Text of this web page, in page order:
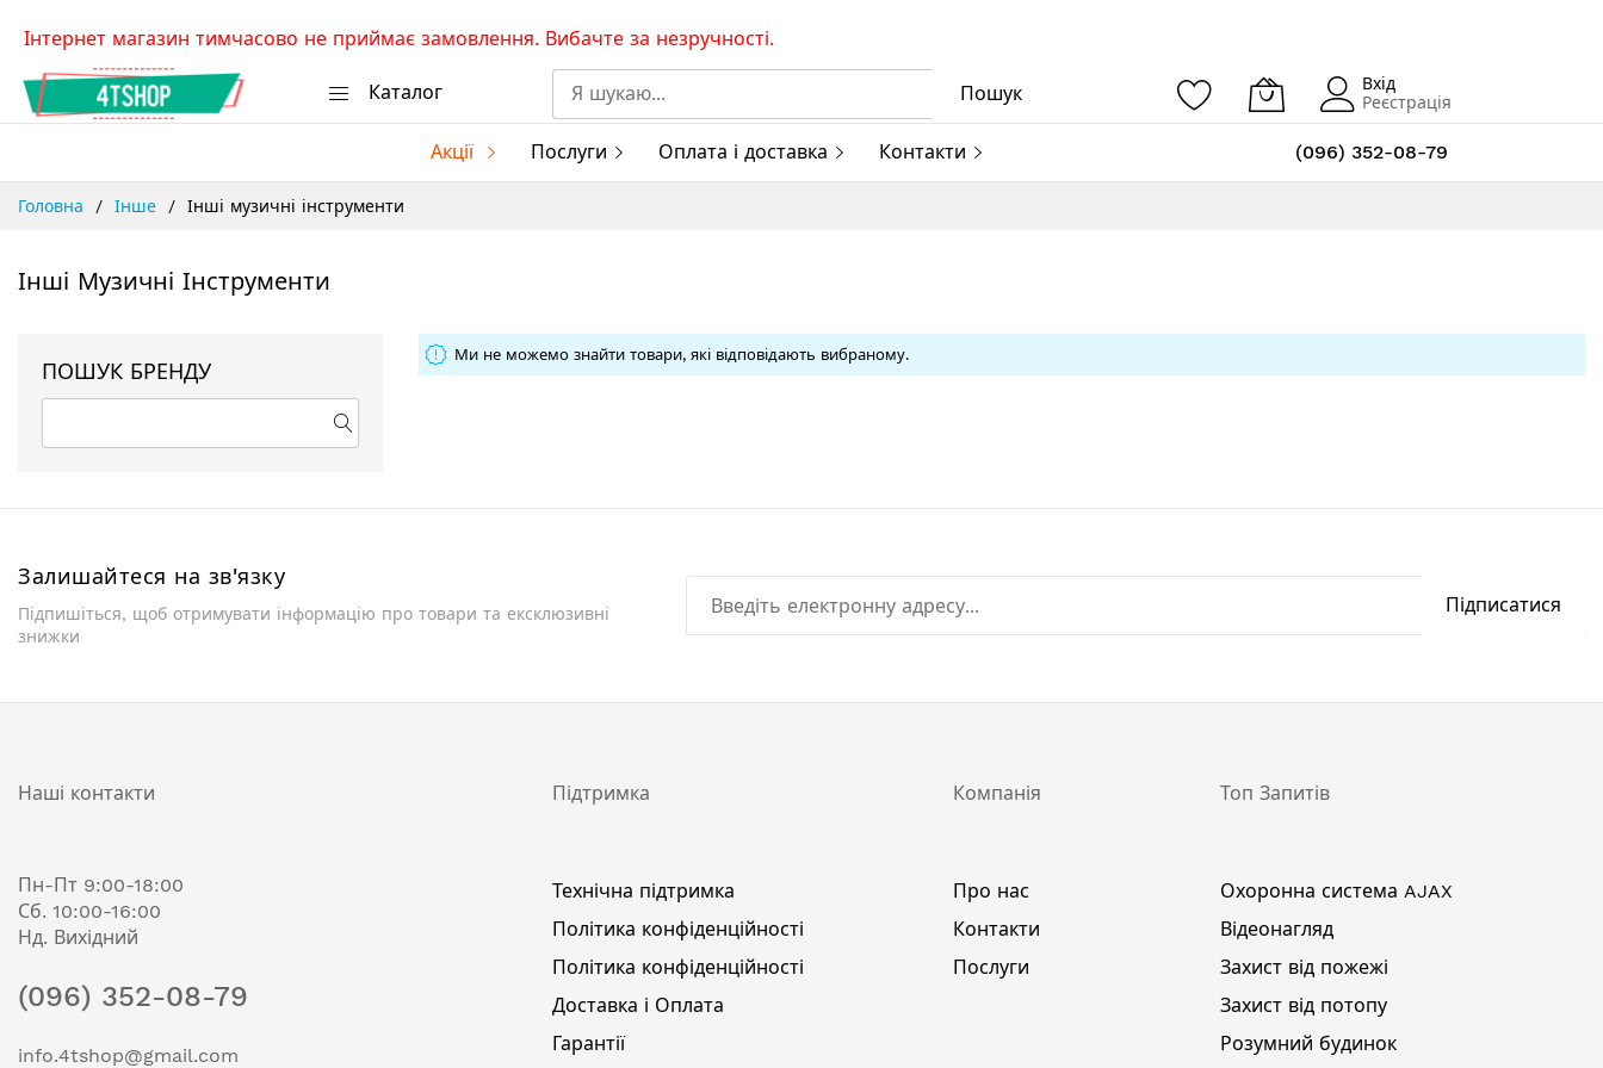
Skip
Content
Інтернет магазин тимчасово не приймає замовлення. Вибачте за незручності.
Каталог Пошук
Вхід
Реєстрація
Акції Послуги Оплата і доставка Контакти (096) 352-08-79
Головна Інше Інші музичні інструменти
Інші Музичні Інструменти
Ми не можемо знайти товари, які відповідають вибраному.
ПОШУК БРЕНДУ
Залишайтеся на зв'язку
Підпишіться, щоб отримувати інформацію про товари та ексклюзивні
знижки
Підписатися
Наші контакти
Пн-Пт 9:00-18:00
Сб. 10:00-16:00
Нд. Вихідний
(096) 352-08-79
info.4tshop@gmail.com
Підтримка
Технічна підтримка
Політика конфіденційності
Політика конфіденційності
Доставка і Оплата
Гарантії
Компанія
Про нас
Контакти
Послуги
Топ Запитів
Охоронна система AJAX
Відеонагляд
Захист від пожежі
Захист від потопу
Розумний будинок